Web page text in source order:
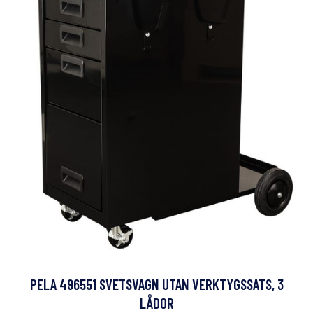
PELA 496551 SVETSVAGN UTAN VERKTYGSSATS, 3
LÅDOR